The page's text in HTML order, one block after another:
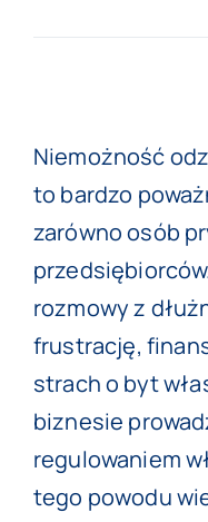
Larger
Image
Niemożność
to bardzo
zarówno osób
rozmowy z
frustrację,
strach o byt
biznesie
regulowaniem
tego powodu